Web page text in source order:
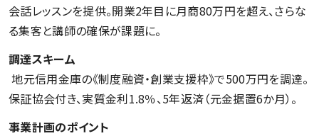
会話レッスンを提供。開業2年目に月商80万円を超え、さらな
る集客と講師の確保が課題に。
調達スキーム
地元信用金庫の《制度融資・創業支援枠》で500万円を調達。
保証協会付き、実質金利1.8％、5年返済（元金据置6か月）。
事業計画のポイント